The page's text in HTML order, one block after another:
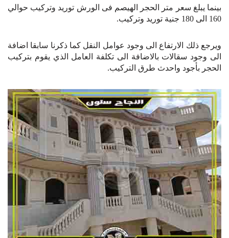
بينما يبلغ سعر متر الحجر الهيصم فى الورش توريد وتركيب حوالي
160 الى 180 جنية توريد وتركيب.
ويرجع ذلك الارتفاع الى وجود عوامل النقل كما ذكرنا سابقا اضافة
الى وجود سقالات بالاضافة الى تكلفة العامل الذي يقوم بتركيب
الحجر بأجود واحدث طرق التركيب.